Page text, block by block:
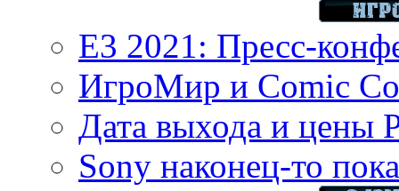
E3 2021: Пресс-
ИгроМир и Comic
Дата выхода и цены
Sony наконец-то